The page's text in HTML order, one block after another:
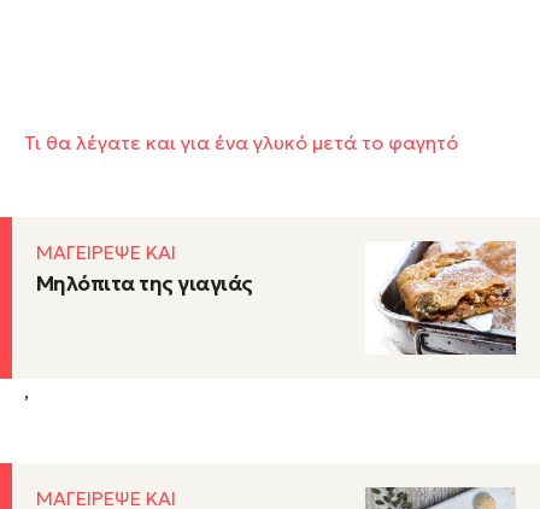
Τι θα λέγατε και για ένα γλυκό μετά το φαγητό
ΜΑΓΕΙΡΕΨΕ ΚΑΙ
Μηλόπιτα της γιαγιάς
,
ΜΑΓΕΙΡΕΨΕ ΚΑΙ